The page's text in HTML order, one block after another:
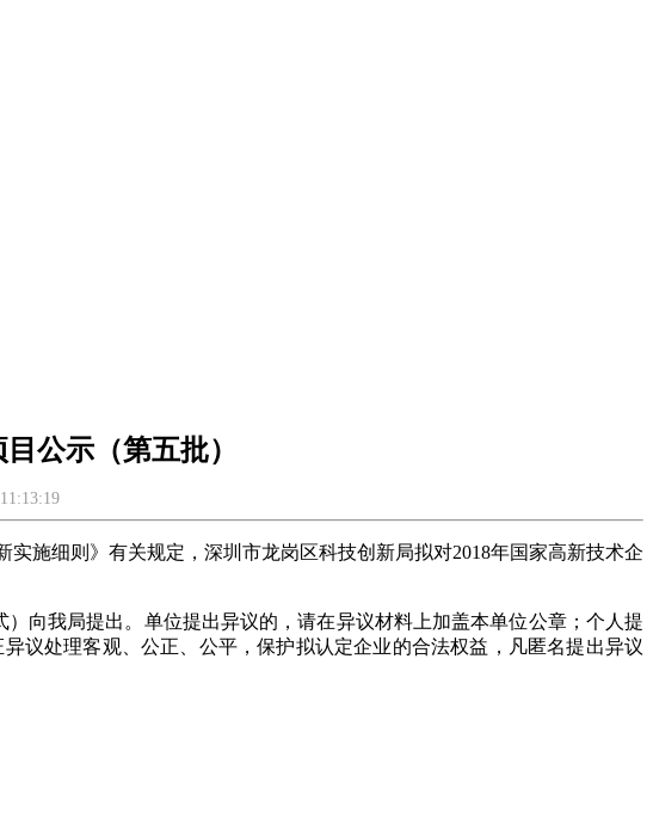
公示（第五批）
施细则》有关规定，深圳市龙岗区科技创新局拟对2018年国家高新技术企
我局提出。单位提出异议的，请在异议材料上加盖本单位公章；个人提
议处理客观、公正、公平，保护拟认定企业的合法权益，凡匿名提出异议